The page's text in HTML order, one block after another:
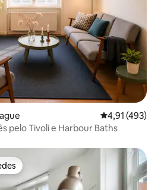
4,91 de uma
4,91 (493)
pelo Tivoli e Harbour Baths
dos hóspedes